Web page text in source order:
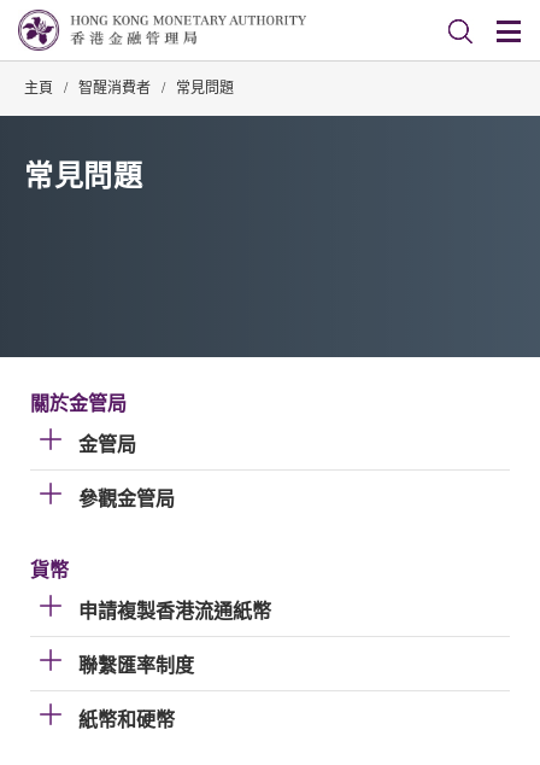
主頁 / 智醒消費者 / 常見問題
常見問題
關於金管局
金管局
參觀金管局
貨幣
申請複製香港流通紙幣
聯繫匯率制度
紙幣和硬幣